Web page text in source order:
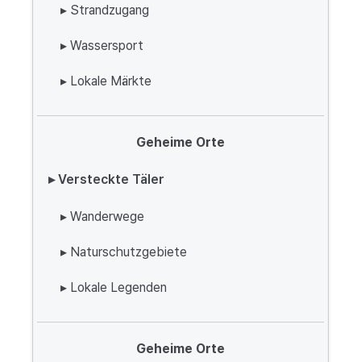
▸ Strandzugang
▸ Wassersport
▸ Lokale Märkte
Geheime Orte
▸ Versteckte Täler
▸ Wanderwege
▸ Naturschutzgebiete
▸ Lokale Legenden
Geheime Orte